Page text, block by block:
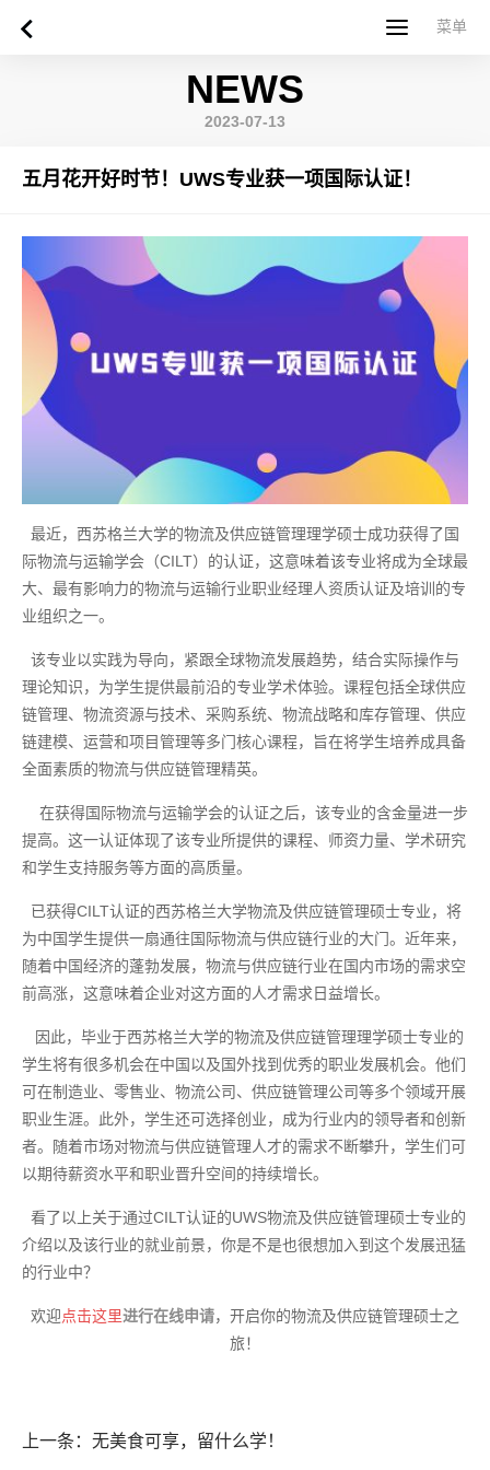
菜单
菜单
NEWS
2023-07-13
五月花开好时节！UWS专业获一项国际认证！
最近，西苏格兰大学的物流及供应链管理理学硕士成功获得了国
际物流与运输学会（CILT）的认证，这意味着该专业将成为全球最
大、最有影响力的物流与运输行业职业经理人资质认证及培训的专
业组织之一。
该专业以实践为导向，紧跟全球物流发展趋势，结合实际操作与
理论知识，为学生提供最前沿的专业学术体验。课程包括全球供应
链管理、物流资源与技术、采购系统、物流战略和库存管理、供应
链建模、运营和项目管理等多门核心课程，旨在将学生培养成具备
全面素质的物流与供应链管理精英。
在获得国际物流与运输学会的认证之后，该专业的含金量进一步
提高。这一认证体现了该专业所提供的课程、师资力量、学术研究
和学生支持服务等方面的高质量。
已获得CILT认证的西苏格兰大学物流及供应链管理硕士专业，将
为中国学生提供一扇通往国际物流与供应链行业的大门。近年来，
随着中国经济的蓬勃发展，物流与供应链行业在国内市场的需求空
前高涨，这意味着企业对这方面的人才需求日益增长。
因此，毕业于西苏格兰大学的物流及供应链管理理学硕士专业的
学生将有很多机会在中国以及国外找到优秀的职业发展机会。他们
可在制造业、零售业、物流公司、供应链管理公司等多个领域开展
职业生涯。此外，学生还可选择创业，成为行业内的领导者和创新
者。随着市场对物流与供应链管理人才的需求不断攀升，学生们可
以期待薪资水平和职业晋升空间的持续增长。
看了以上关于通过CILT认证的UWS物流及供应链管理硕士专业的
介绍以及该行业的就业前景，你是不是也很想加入到这个发展迅猛
的行业中？
欢迎点击这里进行在线申请，开启你的物流及供应链管理硕士之
旅！
上一条：无美食可享，留什么学！